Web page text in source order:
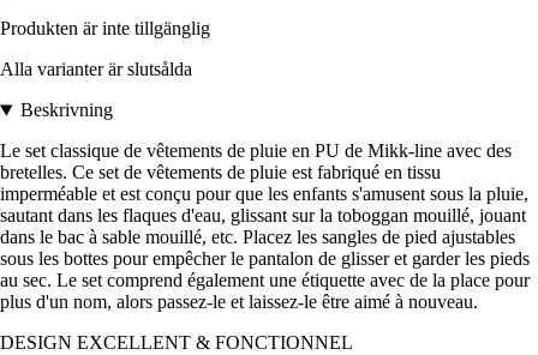
Produkten är inte tillgänglig
Alla varianter är slutsålda
Beskrivning
Le set classique de vêtements de pluie en PU de Mikk-line avec des
bretelles. Ce set de vêtements de pluie est fabriqué en tissu
imperméable et est conçu pour que les enfants s'amusent sous la pluie,
sautant dans les flaques d'eau, glissant sur la toboggan mouillé, jouant
dans le bac à sable mouillé, etc. Placez les sangles de pied ajustables
sous les bottes pour empêcher le pantalon de glisser et garder les pieds
au sec. Le set comprend également une étiquette avec de la place pour
plus d'un nom, alors passez-le et laissez-le être aimé à nouveau.
DESIGN EXCELLENT & FONCTIONNEL